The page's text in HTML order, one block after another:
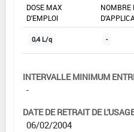
DOSE MAX
D'EMPLOI
NOMBRE
0,4 L/q -
INTERVALLE MINIMUM
-
DATE DE RETRAIT DE
06/02/2004